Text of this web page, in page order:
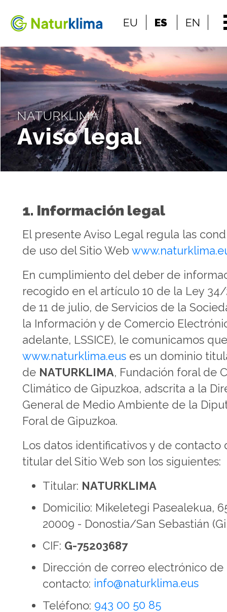
Ir a los contenidos
EU ES EN
NATURKLIMA
Aviso legal
1. Información legal
El presente Aviso Legal regula las
de uso del Sitio Web
En cumplimiento del deber de
recogido en el artículo 10 de la Ley 34/
de 11 de julio, de Servicios de la
la Información y de Comercio
adelante, LSSICE), le comunicamos
www.naturklima.eus es un dominio
de NATURKLIMA, Fundación foral de
Climático de Gipuzkoa, adscrita a la
General de Medio Ambiente de la
Foral de Gipuzkoa.
Los datos identificativos y de contacto
titular del Sitio Web son los siguientes:
Titular: NATURKLIMA
Domicilio: Mikeletegi Pasealekua,
20009 - Donostia/San Sebastián
CIF: G-75203687
Dirección de correo electrónico de
contacto: info@naturklima.eus
Teléfono: 943 00 50 85